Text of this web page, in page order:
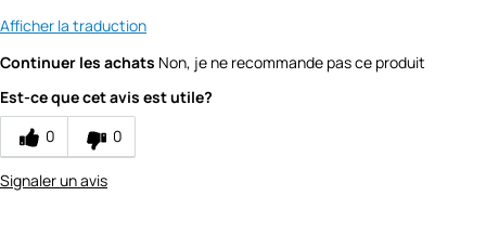
Afficher la traduction
Continuer les achats Non, je ne recommande pas ce produit
Est-ce que cet avis est utile?
0
0
Signaler un avis